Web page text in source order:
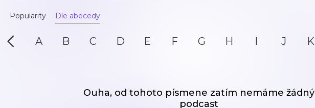
Popularity Dle abecedy
A B C D E F G H I J K
Ouha, od tohoto písmene zatím nemáme žádný
podcast